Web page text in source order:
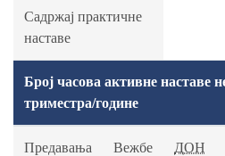
Садржај практичне
наставе
Број часова активне наставе
триместра/године
Предавања Вежбе ДОН